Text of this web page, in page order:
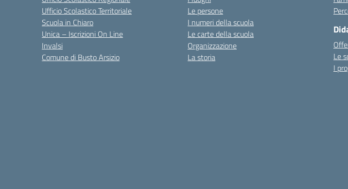
Ufficio Scolastico Territoriale
Scuola in Chiaro
Unica – Iscrizioni On Line
Invalsi
Comune di Busto Arsizio
Le persone
I numeri della scuola
Le carte della scuola
Organizzazione
La storia
Le
I